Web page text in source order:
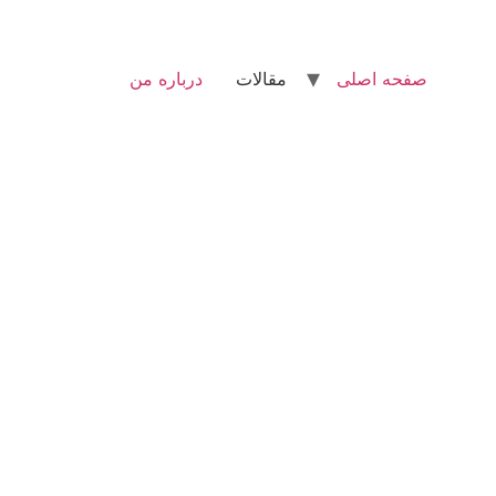
صفحه اصلی مقالات درباره من